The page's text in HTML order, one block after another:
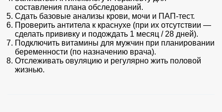
составления плана обследований.
Сдать базовые анализы крови, мочи и ПАП-тест.
Проверить антитела к краснухе (при их отсутствии —
сделать прививку и подождать 1 месяц / 28 дней).
Подключить витамины для мужчин при планировании
беременности (по назначению врача).
Отслеживать овуляцию и регулярно жить половой
жизнью.